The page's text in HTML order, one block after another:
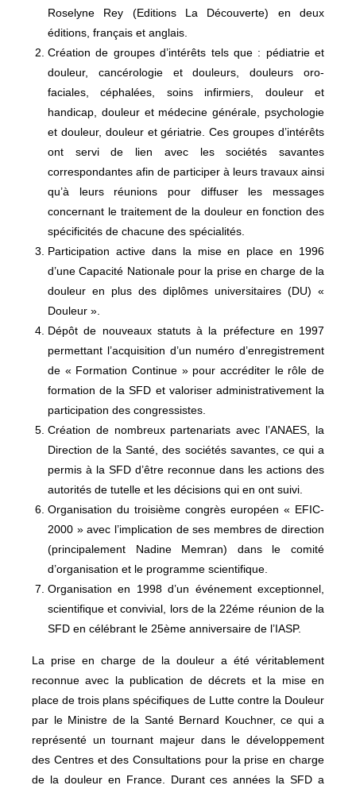
Roselyne Rey (Editions La Découverte) en deux
éditions, français et anglais.
Création de groupes d’intérêts tels que : pédiatrie et
douleur, cancérologie et douleurs, douleurs oro-
faciales, céphalées, soins infirmiers, douleur et
handicap, douleur et médecine générale, psychologie
et douleur, douleur et gériatrie. Ces groupes d’intérêts
ont servi de lien avec les sociétés savantes
correspondantes afin de participer à leurs travaux ainsi
qu’à leurs réunions pour diffuser les messages
concernant le traitement de la douleur en fonction des
spécificités de chacune des spécialités.
Participation active dans la mise en place en 1996
d’une Capacité Nationale pour la prise en charge de la
douleur en plus des diplômes universitaires (DU) «
Douleur ».
Dépôt de nouveaux statuts à la préfecture en 1997
permettant l’acquisition d’un numéro d’enregistrement
de « Formation Continue » pour accréditer le rôle de
formation de la SFD et valoriser administrativement la
participation des congressistes.
Création de nombreux partenariats avec l’ANAES, la
Direction de la Santé, des sociétés savantes, ce qui a
permis à la SFD d’être reconnue dans les actions des
autorités de tutelle et les décisions qui en ont suivi.
Organisation du troisième congrès européen « EFIC-
2000 » avec l’implication de ses membres de direction
(principalement Nadine Memran) dans le comité
d’organisation et le programme scientifique.
Organisation en 1998 d’un événement exceptionnel,
scientifique et convivial, lors de la 22éme réunion de la
SFD en célébrant le 25ème anniversaire de l’IASP.
La prise en charge de la douleur a été véritablement
reconnue avec la publication de décrets et la mise en
place de trois plans spécifiques de Lutte contre la Douleur
par le Ministre de la Santé Bernard Kouchner, ce qui a
représenté un tournant majeur dans le développement
des Centres et des Consultations pour la prise en charge
de la douleur en France. Durant ces années la SFD a